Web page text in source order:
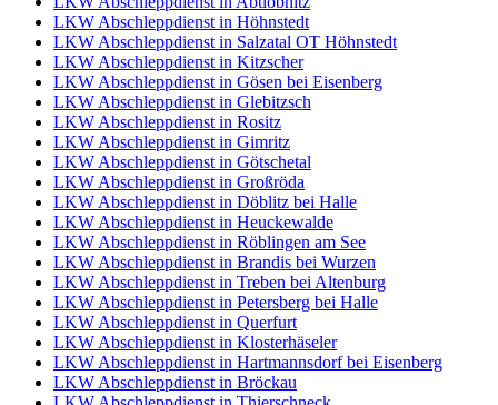
LKW Abschleppdienst in Höhnstedt
LKW Abschleppdienst in Salzatal OT Höhnstedt
LKW Abschleppdienst in Kitzscher
LKW Abschleppdienst in Gösen bei Eisenberg
LKW Abschleppdienst in Glebitzsch
LKW Abschleppdienst in Rositz
LKW Abschleppdienst in Gimritz
LKW Abschleppdienst in Götschetal
LKW Abschleppdienst in Großröda
LKW Abschleppdienst in Döblitz bei Halle
LKW Abschleppdienst in Heuckewalde
LKW Abschleppdienst in Röblingen am See
LKW Abschleppdienst in Brandis bei Wurzen
LKW Abschleppdienst in Treben bei Altenburg
LKW Abschleppdienst in Petersberg bei Halle
LKW Abschleppdienst in Querfurt
LKW Abschleppdienst in Klosterhäseler
LKW Abschleppdienst in Hartmannsdorf bei Eisenberg
LKW Abschleppdienst in Bröckau